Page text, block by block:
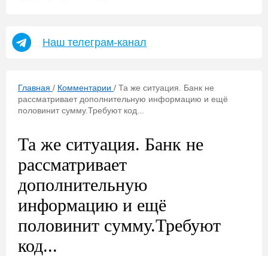
Наш телеграм-канал
Главная / Комментарии / Та же ситуация. Банк не
рассматривает дополнительную информацию и ещё
половинит сумму.Требуют код...
Та же ситуация. Банк не
рассматривает
дополнительную
информацию и ещё
половинит сумму.Требуют
код...